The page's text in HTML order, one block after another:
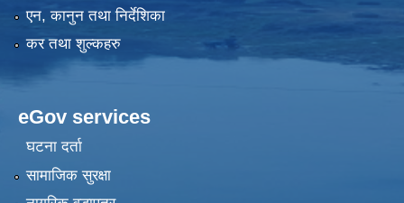
एन, कानुन तथा निर्देशिका
कर तथा शुल्कहरु
eGov services
घटना दर्ता
सामाजिक सुरक्षा